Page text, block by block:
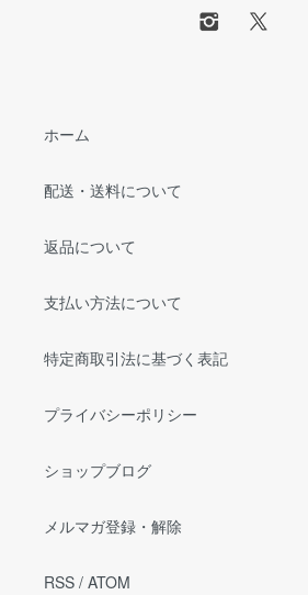
ホーム
配送・送料について
返品について
支払い方法について
特定商取引法に基づく表記
プライバシーポリシー
ショップブログ
メルマガ登録・解除
RSS / ATOM